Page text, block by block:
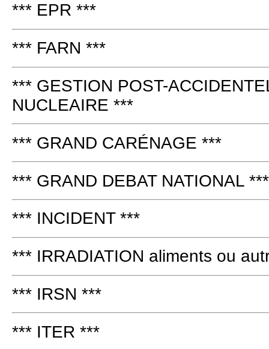
*** EPR ***
*** FARN ***
*** GESTION POST-
NUCLEAIRE ***
*** GRAND CARÉNAGE ***
*** GRAND DEBAT NATIONAL ***
*** INCIDENT ***
*** IRRADIATION aliments ou
*** IRSN ***
*** ITER ***